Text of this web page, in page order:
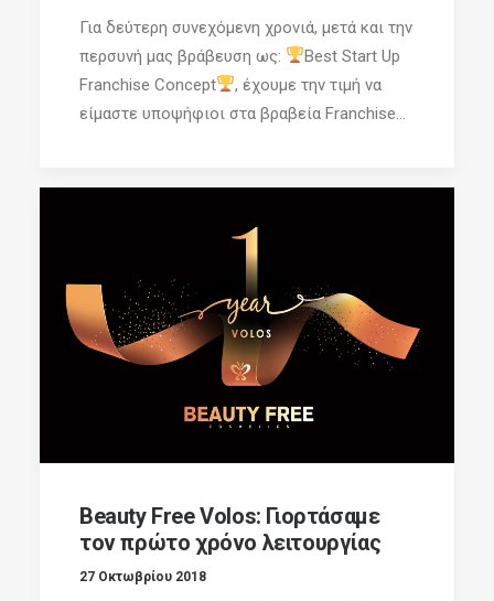
Για δεύτερη συνεχόμενη χρονιά, μετά και την
περσυνή μας βράβευση ως:
Best Start Up
Franchise Concept
, έχουμε την τιμή να
είμαστε υποψήφιοι στα βραβεία Franchise...
Beauty Free Volos: Γιορτάσαμε
τον πρώτο χρόνο λειτουργίας
27 Οκτωβρίου 2018